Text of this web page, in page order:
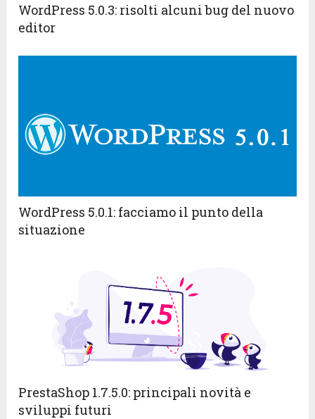
WordPress 5.0.3: risolti alcuni bug del nuovo
editor
WordPress 5.0.1: facciamo il punto della
situazione
PrestaShop 1.7.5.0: principali novità e
sviluppi futuri